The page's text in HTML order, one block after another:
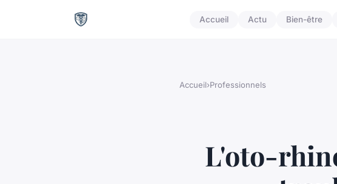
Accueil Actu Bien-être
Accueil›Professionnels
L'oto-